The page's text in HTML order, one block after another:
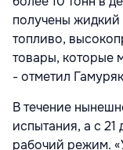
получены жидкий
топливо,
товары, которые
- отметил
В течение
испытания, а с 21
рабочий режим.